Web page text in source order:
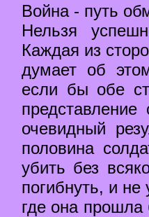
Война - путь
Нельзя
Каждая из
думает об
если бы обе
очевидный
половина
убить без
погибнуть, и
где она прошла